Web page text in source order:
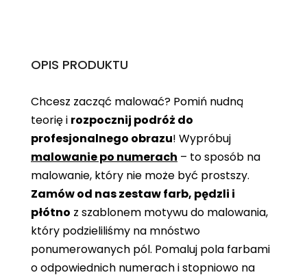
OPIS PRODUKTU
Chcesz zacząć malować? Pomiń nudną
teorię i rozpocznij podróż do
profesjonalnego obrazu! Wypróbuj
malowanie po numerach – to sposób na
malowanie, który nie może być prostszy.
Zamów od nas zestaw farb, pędzli i
płótno z szablonem motywu do malowania,
który podzieliliśmy na mnóstwo
ponumerowanych pól. Pomaluj pola farbami
o odpowiednich numerach i stopniowo na